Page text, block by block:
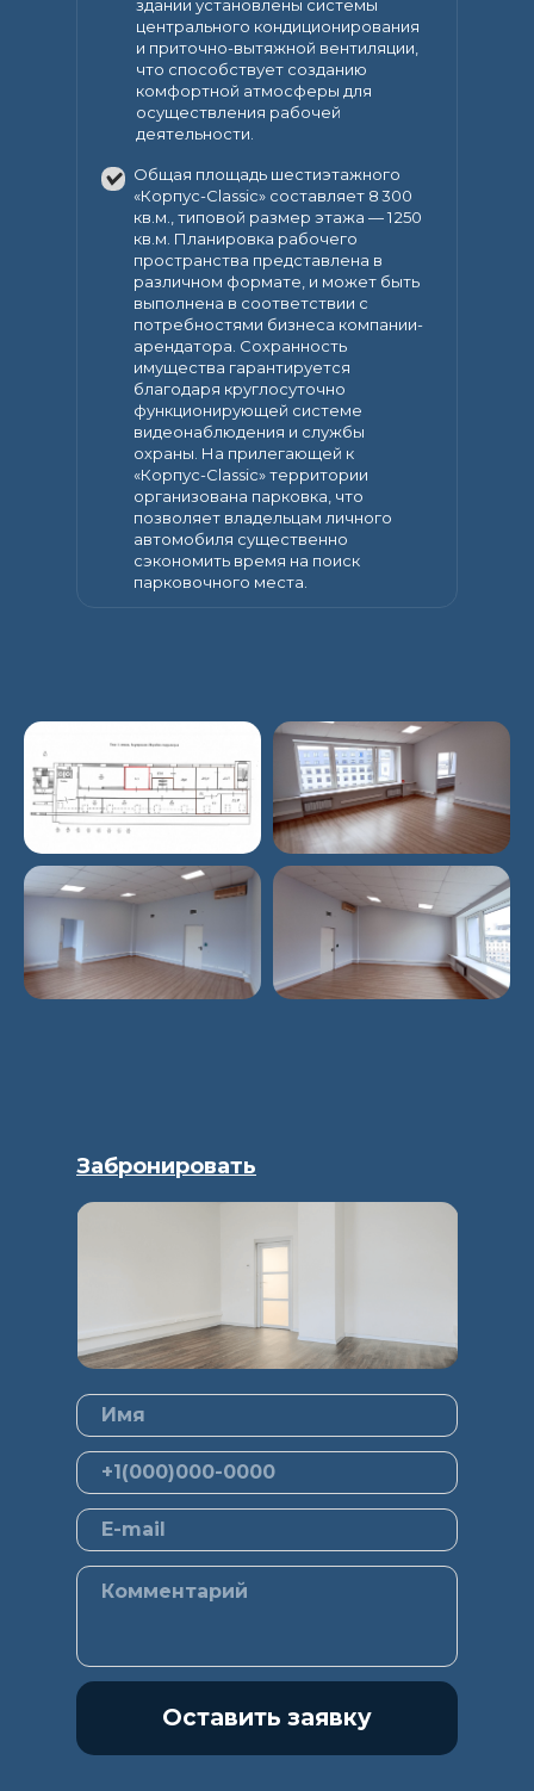
Общая площадь шестиэтажного
«Корпус-Classic» составляет 8 300
кв.м., типовой размер этажа — 1 250
кв.м. Планировка рабочего
пространства представлена в
различном формате, и может быть
выполнена в соответствии с
потребностями бизнеса компании-
арендатора. Сохранность
имущества гарантируется
благодаря круглосуточно
функционирующей системе
видеонаблюдения и службы
охраны. На прилегающей к
«Корпус-Classic» территории
организована парковка, что
позволяет владельцам личного
автомобиля существенно
сэкономить время на поиск
парковочного места.
здании установлены системы
центрального кондиционирования
и приточно-вытяжной вентиляции,
что способствует созданию
комфортной атмосферы для
осуществления рабочей
деятельности.
Забронировать
Оставить заявку